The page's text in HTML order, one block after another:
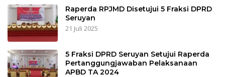
Raperda RPJMD Disetujui 5 Fraksi DPRD
Seruyan
21 Juli 2025
5 Fraksi DPRD Seruyan Setujui Raperda
Pertanggungjawaban Pelaksanaan
APBD TA 2024